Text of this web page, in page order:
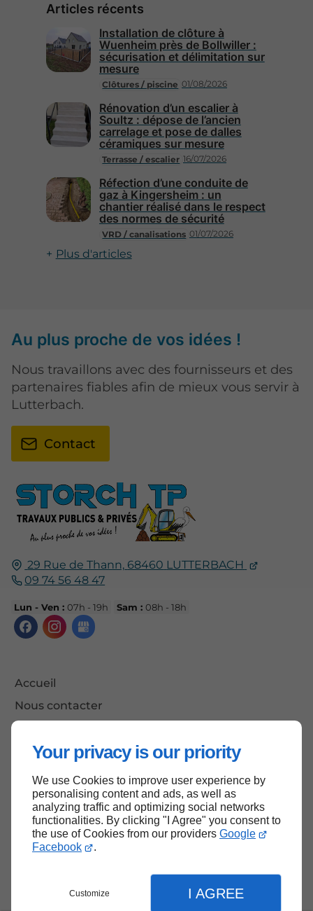
Your privacy is our priority
We use Cookies to improve user experience by
personalising content and ads, as well as
analyzing traffic and optimizing social networks
functionalities. By clicking "I Agree" you consent to
the use of Cookies from our providers Google
Facebook
.
Customize I AGREE
Articles récents
Clôtures / piscine 01/08/2026
Installation de clôture à
Wuenheim près de Bollwiller :
sécurisation et délimitation sur
mesure
Terrasse / escalier 16/07/2026
Rénovation d’un escalier à
Soultz : dépose de l’ancien
carrelage et pose de dalles
céramiques sur mesure
VRD / canalisations 01/07/2026
Réfection d’une conduite de
gaz à Kingersheim : un
chantier réalisé dans le respect
des normes de sécurité
Plus d'articles
29 Rue de Thann, 68460 LUTTERBACH
09 74 56 48 47
Lun - Ven :07h - 19h Sam :08h - 18h
Accueil
Nous contacter
Plan du site
Au plus proche de vos idées !
Nous travaillons avec des fournisseurs et des
partenaires fiables afin de mieux vous servir à
Lutterbach.
Contact
Haut de page